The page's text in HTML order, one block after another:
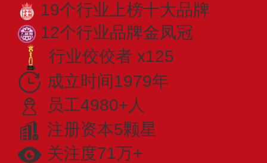
19个行业上榜十大品牌
12个行业品牌金凤冠
行业佼佼者 x125
成立时间1979年
员工4980+人
注册资本5颗星
关注度71万+